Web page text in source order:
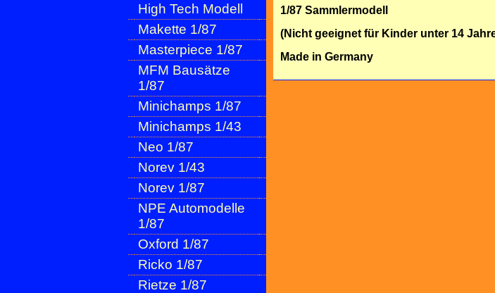
High Tech Modell
Makette 1/87
Masterpiece 1/87
MFM Bausätze
1/87
Minichamps 1/87
Minichamps 1/43
Neo 1/87
Norev 1/43
Norev 1/87
NPE Automodelle
1/87
Oxford 1/87
Ricko 1/87
Rietze 1/87
1/87 Sammlermodell
(Nicht geeignet für Kinder unter 14
Made in Germany